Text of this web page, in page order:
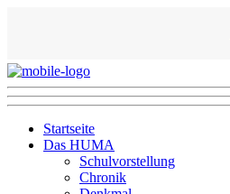
Startseite
Das HUMA
Schulvorstellung
Chronik